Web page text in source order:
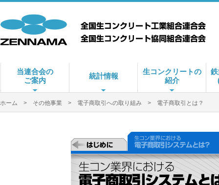
当連合会の
ご案内
統計情報
生コンクリートの
紹介
ホーム > その他事業 > 電子商取引への取り組み > 電子商取引とは？